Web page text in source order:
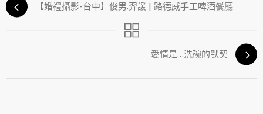
【婚禮攝影-台中】俊男.羿諼 | 路德威手工啤酒餐廳
愛情是…洗碗的默契